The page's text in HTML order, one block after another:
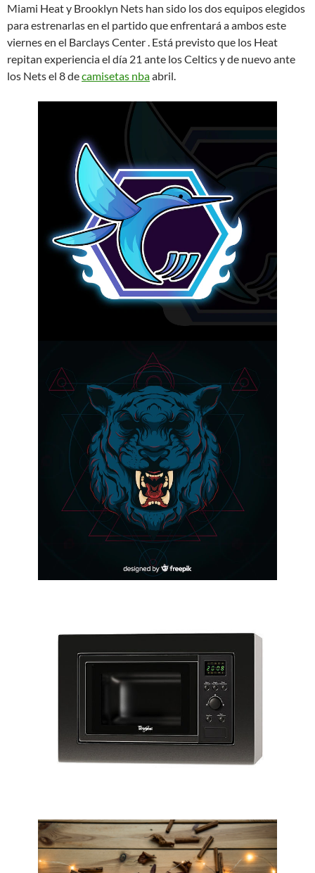
Miami Heat y Brooklyn Nets han sido los dos equipos elegidos
para estrenarlas en el partido que enfrentará a ambos este
viernes en el Barclays Center . Está previsto que los Heat
repitan experiencia el día 21 ante los Celtics y de nuevo ante
los Nets el 8 decamisetas nbaabril.